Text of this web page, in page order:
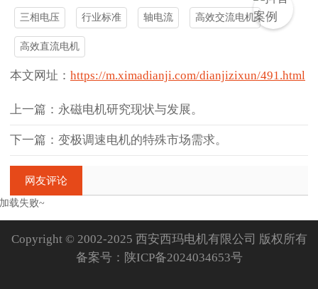
三相电压 行业标准 轴电流 高效交流电机
高效直流电机
本文网址： https://m.ximadianji.com/dianjizixun/491.html
上一篇：永磁电机研究现状与发展。
下一篇：变极调速电机的特殊市场需求。
网友评论
加载失败~
Copyright © 2002-2025 西安西玛电机有限公司 版权所有
备案号： 陕ICP备2024034653号